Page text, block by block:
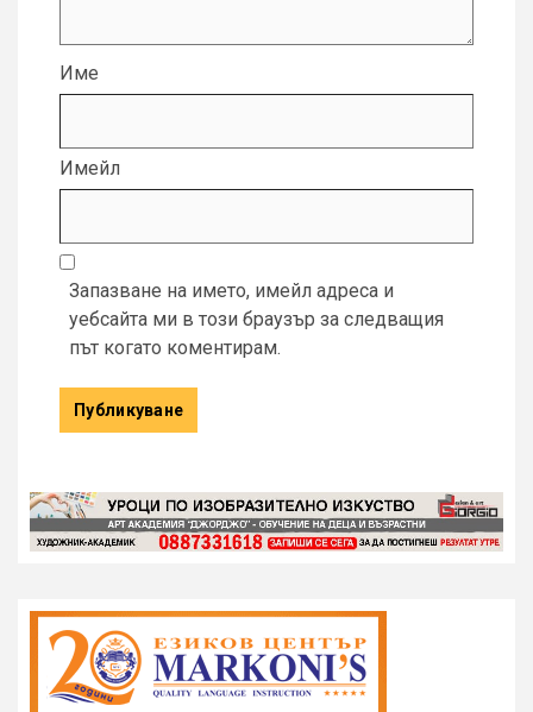
Име
Имейл
Запазване на името, имейл адреса и
уебсайта ми в този браузър за следващия
път когато коментирам.